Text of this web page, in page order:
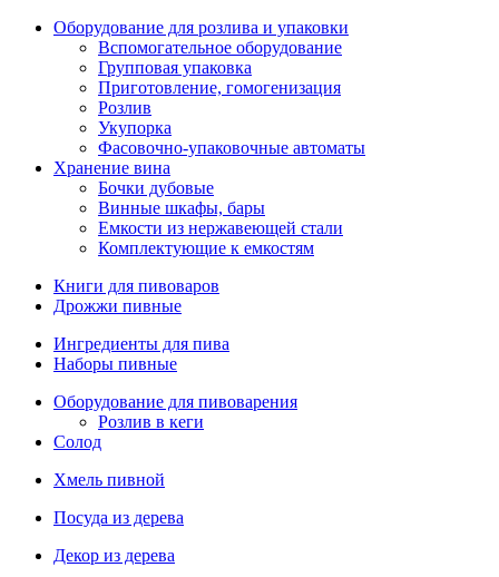
Оборудование для розлива и упаковки
Вспомогательное оборудование
Групповая упаковка
Приготовление, гомогенизация
Розлив
Укупорка
Фасовочно-упаковочные автоматы
Хранение вина
Бочки дубовые
Винные шкафы, бары
Емкости из нержавеющей стали
Комплектующие к емкостям
Книги для пивоваров
Дрожжи пивные
Ингредиенты для пива
Наборы пивные
Оборудование для пивоварения
Розлив в кеги
Солод
Хмель пивной
Посуда из дерева
Декор из дерева